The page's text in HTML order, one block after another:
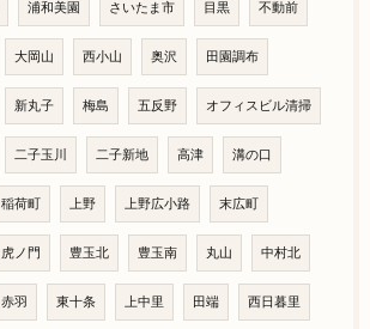
浦和美園 さいたま市 目黒 不動前
大岡山 西小山 奥沢 田園調布
新丸子 梅島 五反野 オフィスビル清掃
二子玉川 二子新地 高津 溝の口
稲荷町 上野 上野広小路 末広町
虎ノ門 豊玉北 豊玉南 丸山 中村北
赤羽 東十条 上中里 田端 西日暮里